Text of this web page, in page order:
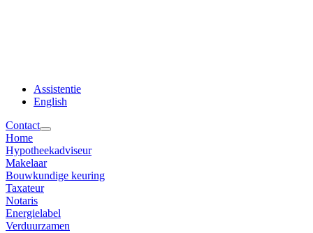
Assistentie
English
Contact
Home
Hypotheekadviseur
Makelaar
Bouwkundige keuring
Taxateur
Notaris
Energielabel
Verduurzamen